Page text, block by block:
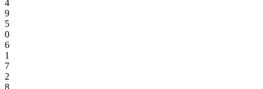
4
9
5
0
6
1
7
2
8